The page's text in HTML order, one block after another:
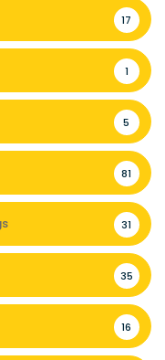
17
1
5
81
31
35
16